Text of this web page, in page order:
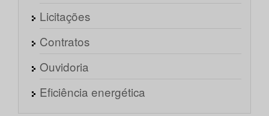
Licitações
Contratos
Ouvidoria
Eficiência energética